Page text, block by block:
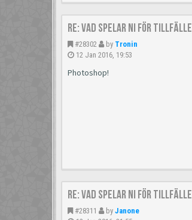
Re: Vad spelar ni för
#28302 by Tronin
12 Jan 2016, 19:53
Photoshop!
Re: Vad spelar ni för
#28311 by Janone